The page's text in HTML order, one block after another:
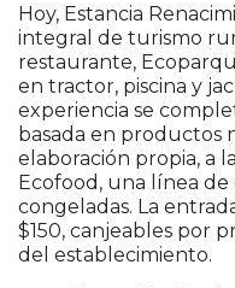
Hoy, Estancia
integral de turismo
restaurante,
en tractor, piscina y
experiencia se
basada en productos
elaboración propia, a
Ecofood, una línea
congeladas. La
$150, canjeables por
del establecimiento.